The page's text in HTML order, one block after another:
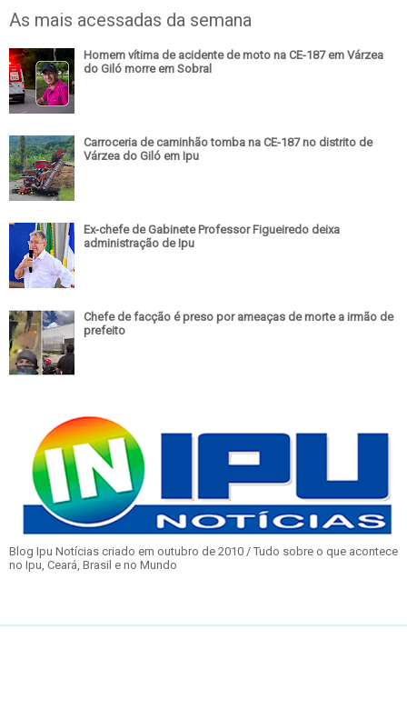
As mais acessadas da semana
Homem vítima de acidente de moto na CE-187 em Várzea
do Giló morre em Sobral
Carroceria de caminhão tomba na CE-187 no distrito de
Várzea do Giló em Ipu
Ex-chefe de Gabinete Professor Figueiredo deixa
administração de Ipu
Chefe de facção é preso por ameaças de morte a irmão de
prefeito
Blog Ipu Notícias criado em outubro de 2010 / Tudo sobre o que acontece
no Ipu, Ceará, Brasil e no Mundo